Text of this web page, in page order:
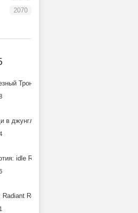
2070
Трон
джунглях: квест
idle RPG
Rebirth